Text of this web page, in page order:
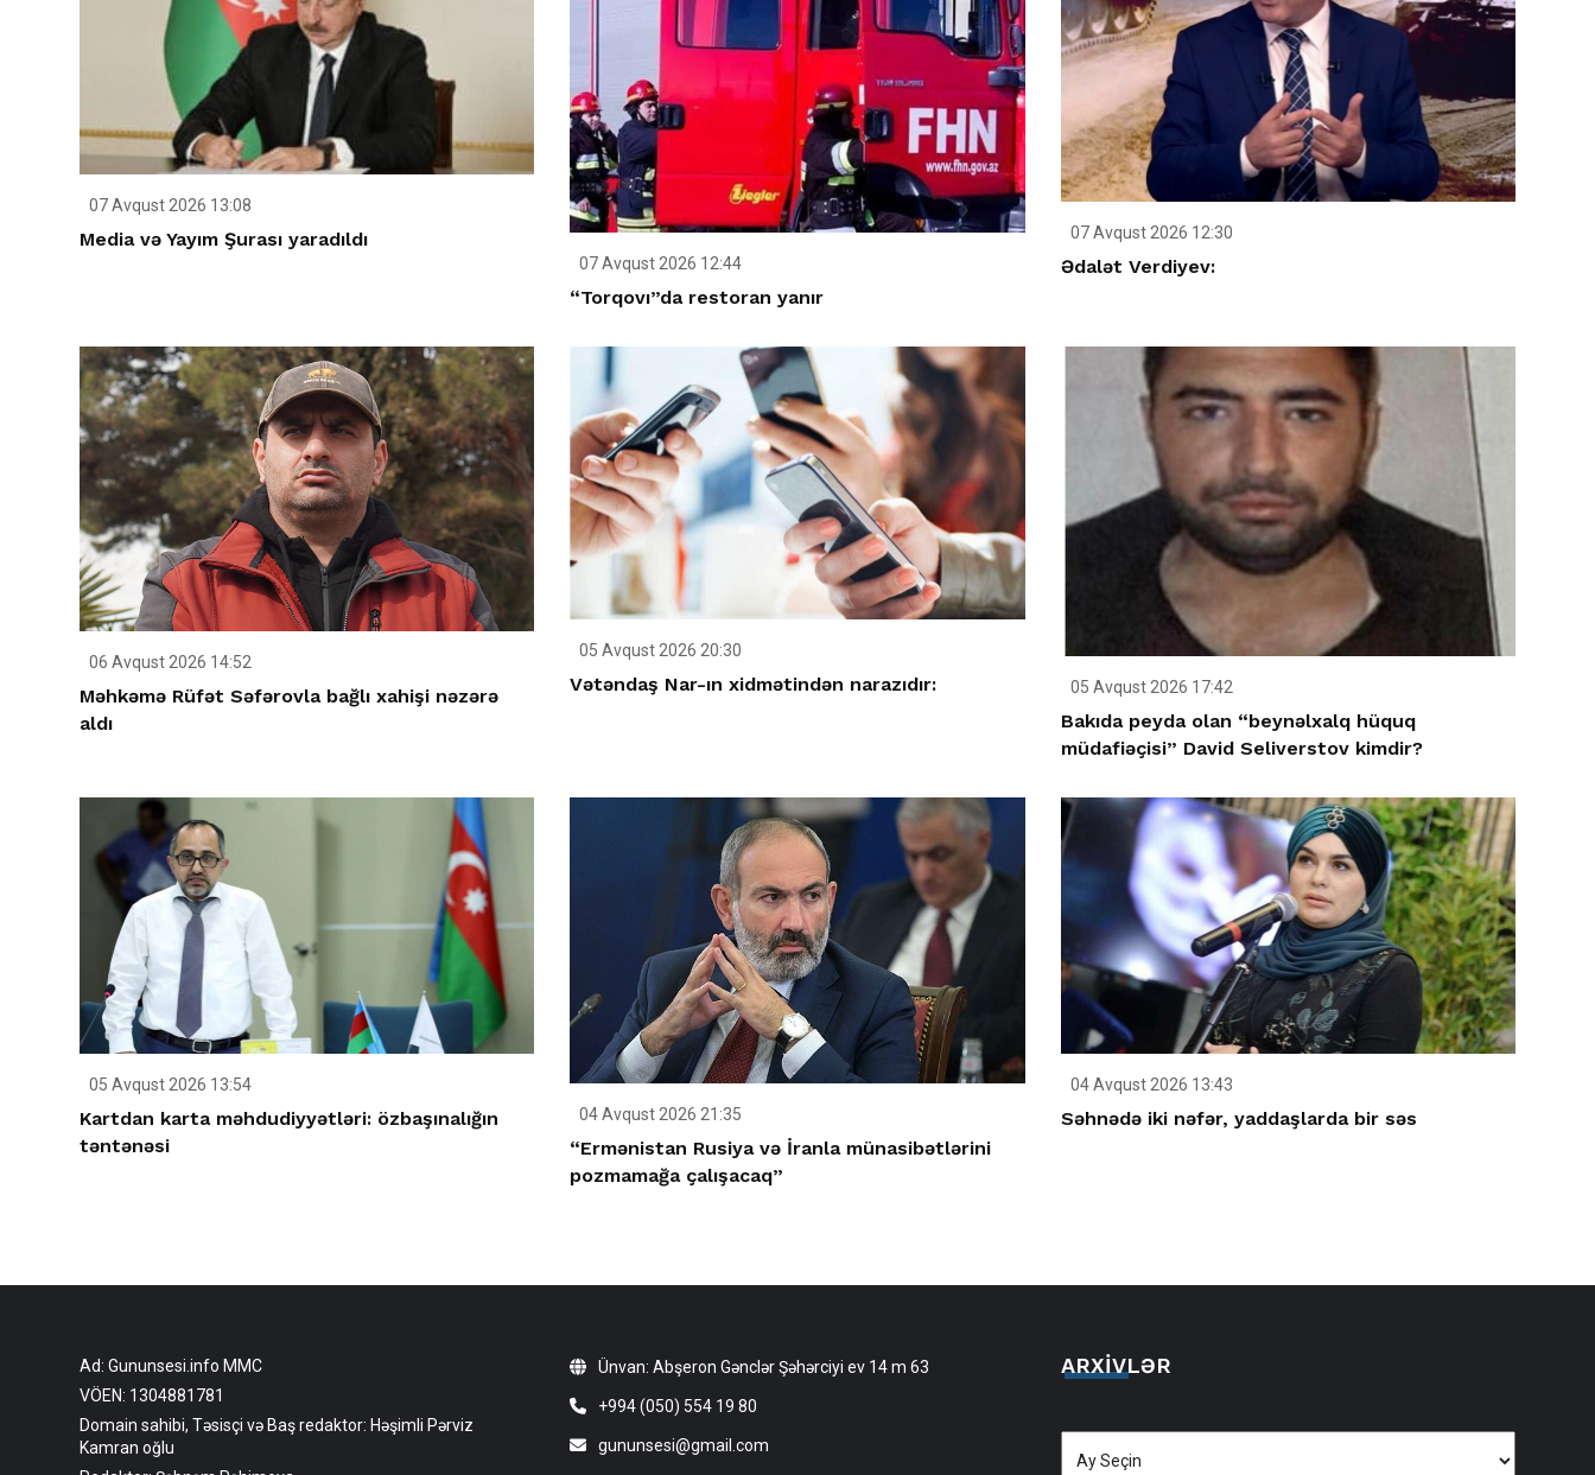
07 Avqust 2026 13:08
Media və Yayım Şurası yaradıldı
07 Avqust 2026 12:44
“Torqovı”da restoran yanır
07 Avqust 2026 12:30
Ədalət Verdiyev:
06 Avqust 2026 14:52
Məhkəmə Rüfət Səfərovla bağlı xahişi nəzərə
aldı
05 Avqust 2026 20:30
Vətəndaş Nar-ın xidmətindən narazıdır: 05 Avqust 2026 17:42
Bakıda peyda olan “beynəlxalq hüquq
müdafiəçisi” David Seliverstov kimdir?
05 Avqust 2026 13:54
Kartdan karta məhdudiyyətləri: özbaşınalığın
təntənəsi
04 Avqust 2026 21:35
“Ermənistan Rusiya və İranla münasibətlərini
pozmamağa çalışacaq”
04 Avqust 2026 13:43
Səhnədə iki nəfər, yaddaşlarda bir səs
Ad: Gununsesi.info MMC
VÖEN: 1304881781
Domain sahibi, Təsisçi və Baş redaktor: Həşimli Pərviz
Kamran oğlu
Ünvan: Abşeron Gənclər Şəhərciyi ev 14 m 63
+994 (050) 554 19 80
gununsesi@gmail.com
ARXIVLƏR
Arxivlər